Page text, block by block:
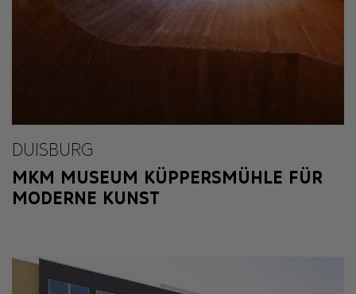
DUISBURG
MKM MUSEUM KÜPPERSMÜHLE FÜR
MODERNE KUNST